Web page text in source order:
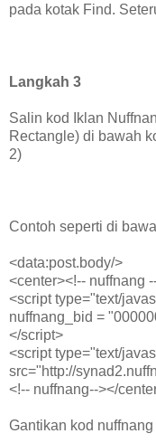
pada kotak Find.
Langkah 3
Salin kod Iklan
Rectangle) di bawah
2)
Contoh seperti di
<data:post.body/>
<center><!-- nuffnang
<script type="text/
nuffnang_bid =
</script>
<script type="text/
src="http://
<!-- nuffnang--></
Gantikan kod